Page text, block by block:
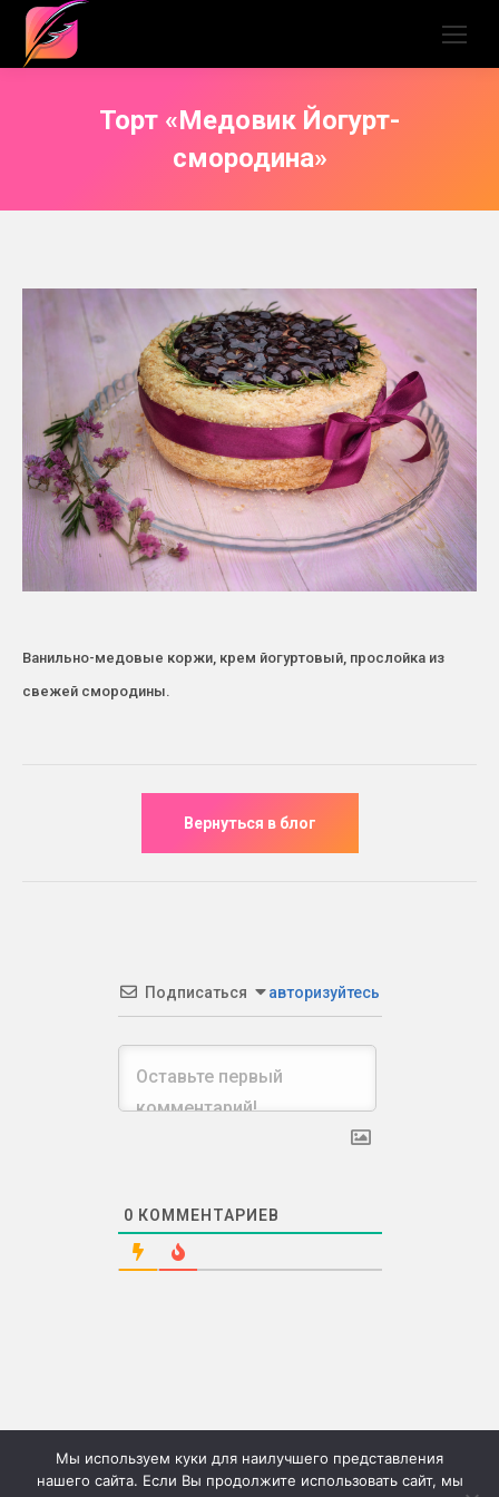
Торт «Медовик Йогурт-
смородина»
Ванильно-медовые коржи, крем йогуртовый, прослойка из
свежей смородины.
Подписаться авторизуйтесь
0 КОММЕНТАРИЕВ
Мы используем куки для наилучшего представления
нашего сайта. Если Вы продолжите использовать сайт, мы